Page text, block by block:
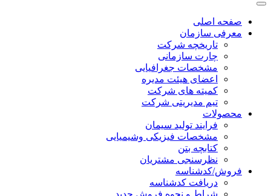
صفحه اصلی
معرفی سازمان
تاریخچه شرکت
چارت سازمانی
مشخصات جغرافیایی
اعضای هیئت مدیره
کمیته های شرکت
تیم مدیریتی شرکت
محصولات
فرایند تولید سیمان
مشخصات فیزیکی وشیمیایی
کتابچه بتن
نظرسنجی مشتریان
فروش/کدشناسه
دریافت کدشناسه